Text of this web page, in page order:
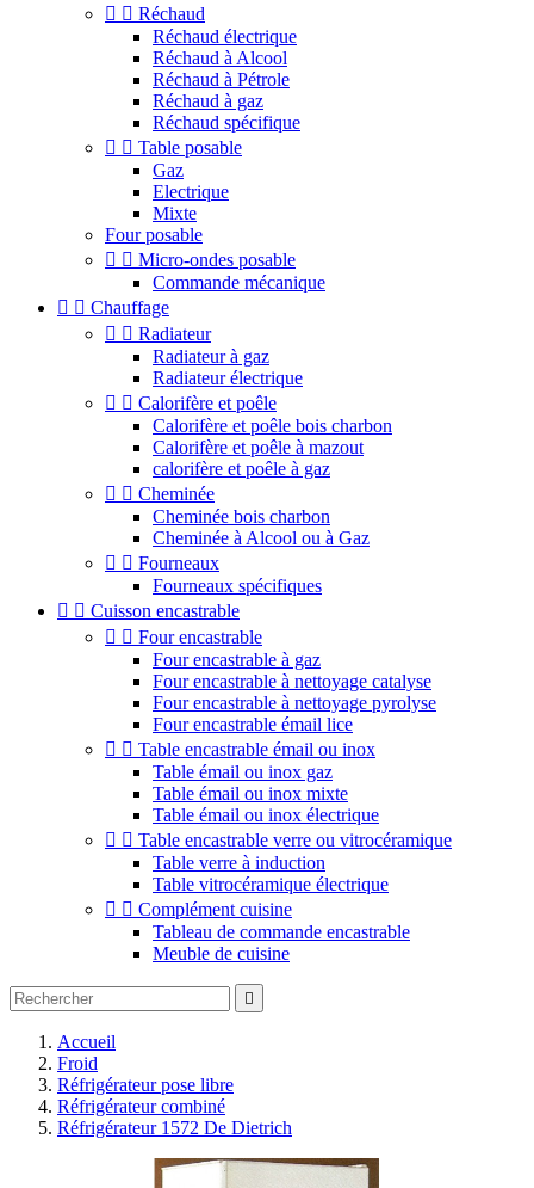
  Réchaud
Réchaud électrique
Réchaud à Alcool
Réchaud à Pétrole
Réchaud à gaz
Réchaud spécifique
  Table posable
Gaz
Electrique
Mixte
Four posable
  Micro-ondes posable
Commande mécanique
  Chauffage
  Radiateur
Radiateur à gaz
Radiateur électrique
  Calorifère et poêle
Calorifère et poêle bois charbon
Calorifère et poêle à mazout
calorifère et poêle à gaz
  Cheminée
Cheminée bois charbon
Cheminée à Alcool ou à Gaz
  Fourneaux
Fourneaux spécifiques
  Cuisson encastrable
  Four encastrable
Four encastrable à gaz
Four encastrable à nettoyage catalyse
Four encastrable à nettoyage pyrolyse
Four encastrable émail lice
  Table encastrable émail ou inox
Table émail ou inox gaz
Table émail ou inox mixte
Table émail ou inox électrique
  Table encastrable verre ou vitrocéramique
Table verre à induction
Table vitrocéramique électrique
  Complément cuisine
Tableau de commande encastrable
Meuble de cuisine

Accueil
Froid
Réfrigérateur pose libre
Réfrigérateur combiné
Réfrigérateur 1572 De Dietrich